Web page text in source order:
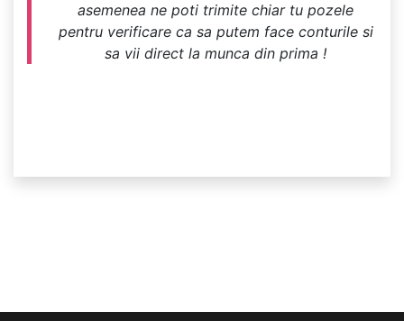
asemenea ne poti trimite chiar tu pozele
pentru verificare ca sa putem face conturile si
sa vii direct la munca din prima !